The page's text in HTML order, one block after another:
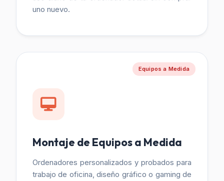
uno nuevo.
Equipos a Medida
Montaje de Equipos a Medida
Ordenadores personalizados y probados para
trabajo de oficina, diseño gráfico o gaming de